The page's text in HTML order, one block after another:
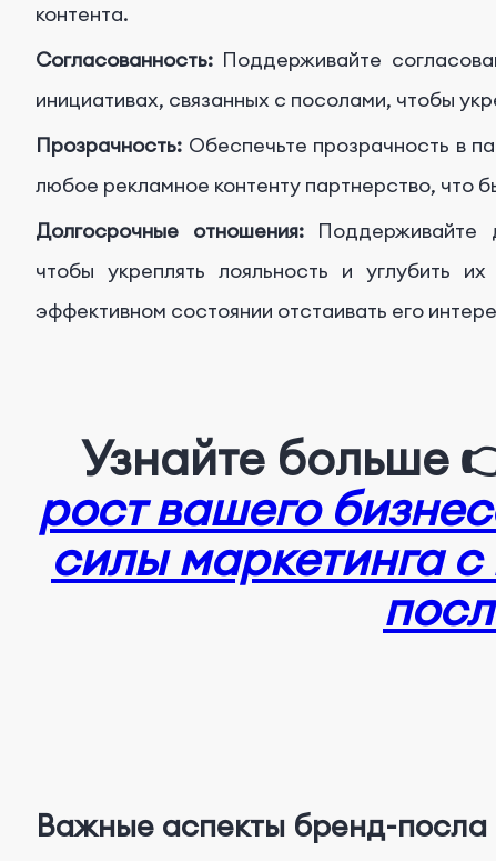
контента.
Согласованность: Поддерживайте
инициативах, связанных с посолами, чтобы
Прозрачность: Обеспечьте прозрачность в
любое рекламное контенту партнерство, что
Долгосрочные отношения: Поддерживайте
чтобы укреплять лояльность и углубить
эффективном состоянии отстаивать его
Узнайте больше
рост вашего
силы маркетинга
Важные аспекты бренд-посла